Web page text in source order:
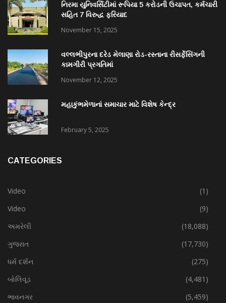
નિરમા યુનિવર્સિટીમાં રૂપિયા 5 કરોડની ઉચાપત, કર્મચારી
સહિત 7 વિરુદ્ધ ફરિયાદ
November 15, 2025
વલ્લભીપુરના દરેડ મેલાણા રોડ-રસ્તાના રીસર્ફેસિંગની
કામગીરી પ્રગતિમાં
November 12, 2025
મહાકુંભમેળાનાં સમાચાર માટે વિશેષ કેન્દ્ર
February 5, 2025
CATEGORIES
Video
(1)
Video
(9)
અમરેલી
(18,088)
ગુજરાત
(17,730)
ધર્મ દર્શન
(275)
બોલિવૂડ
(4,481)
ભાવનગર
(5,459)